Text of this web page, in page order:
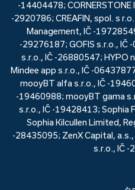
-14404478;
-2920786; CREAFIN, spol. s
Management, IČ -
-29276187; GOFIS s.r.o., IČ
s.r.o., IČ -26880547; HYPO
Mindee app s.r.o., IČ -
mooyBT alfa s.r.o., IČ -
-19460988; mooyBT gama
s.r.o., IČ -19428413; Sophia
Sophia Kilcullen Limited,
-28435095; ZenX Capital,
s.r.o., IČ -